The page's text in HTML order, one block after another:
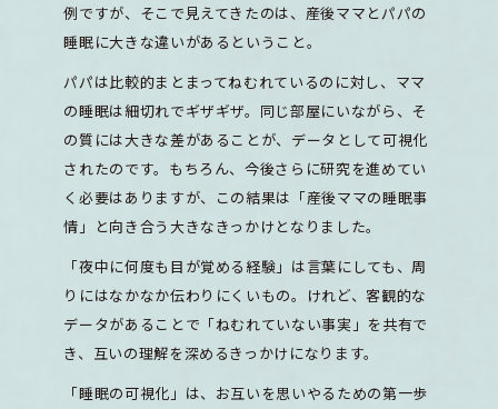
例ですが、そこで見えてきたのは、産後ママとパパの
睡眠に大きな違いがあるということ。
パパは比較的まとまってねむれているのに対し、ママ
の睡眠は細切れでギザギザ。同じ部屋にいながら、そ
の質には大きな差があることが、データとして可視化
されたのです。もちろん、今後さらに研究を進めてい
く必要はありますが、この結果は「産後ママの睡眠事
情」と向き合う大きなきっかけとなりました。
「夜中に何度も目が覚める経験」は言葉にしても、周
りにはなかなか伝わりにくいもの。けれど、客観的な
データがあることで「ねむれていない事実」を共有で
き、互いの理解を深めるきっかけになります。
「睡眠の可視化」は、お互いを思いやるための第一歩